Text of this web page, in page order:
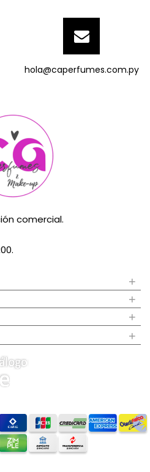
hola@caperfumes.com.py
comercial.
+
+
+
+